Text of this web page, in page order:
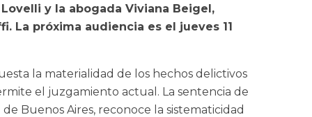
y la abogada Viviana Beigel,
La próxima audiencia es el jueves 11
la materialidad de los hechos delictivos
el juzgamiento actual. La sentencia de
Buenos Aires, reconoce la sistematicidad